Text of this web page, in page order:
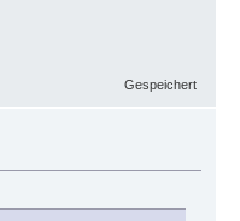
Gespeichert